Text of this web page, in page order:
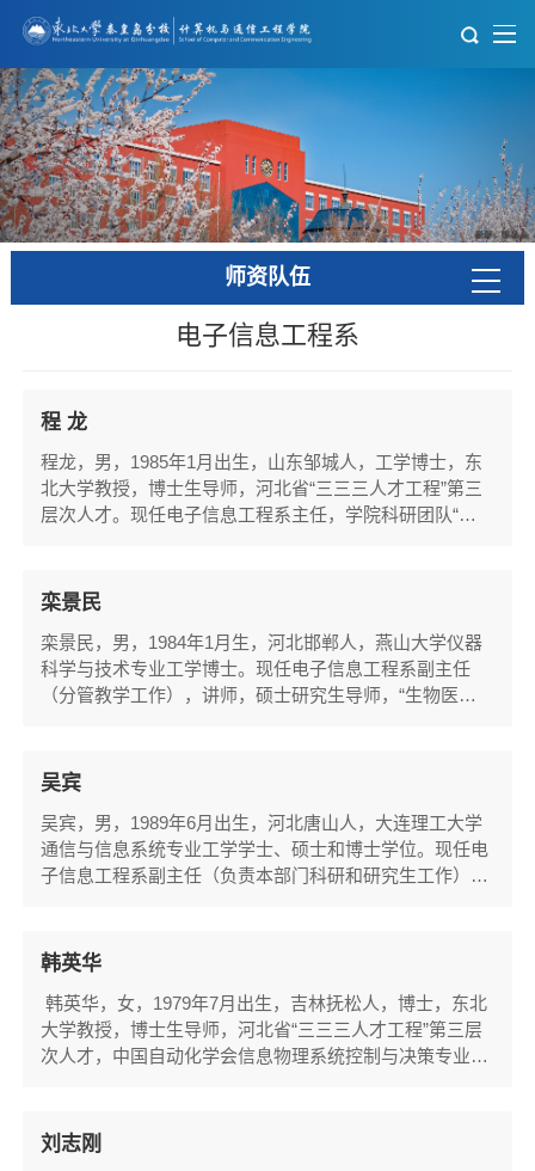
师资队伍
电子信息工程系
程 龙
程龙，男，1985年1月出生，山东邹城人，工学博士，东
北大学教授，博士生导师，河北省“三三三人才工程”第三
层次人才。现任电子信息工程系主任，学院科研团队“智
线电技术、深度学习应用等方向的科研和人才培养工作。
项目、河北省自然科学基金面上项目、河北省自然科...
栾景民
栾景民，男，1984年1月生，河北邯郸人，燕山大学仪器
科学与技术专业工学博士。现任电子信息工程系副主任
（分管教学工作），讲师，硕士研究生导师，“生物医学
息融合及光学相干层析成像等方向的科研和人才培养工
感知与信息处理的前沿方法。主持国家自然科学基金青...
吴宾
吴宾，男，1989年6月出生，河北唐山人，大连理工大学
通信与信息系统专业工学学士、硕士和博士学位。现任电
子信息工程系副主任（负责本部门科研和研究生工作），
术，光载射频传输，超高速光纤通信系统及其工程应用等
（62101113，2021）、主持河北省自然科学基金青年科
学...
韩英华
韩英华，女，1979年7月出生，吉林抚松人，博士，东北
大学教授，博士生导师，河北省“三三三人才工程”第三层
次人才，中国自动化学会信息物理系统控制与决策专业委
电网综合仿真实验室”和“大数据解析与应用实验室”负责人
刘志刚